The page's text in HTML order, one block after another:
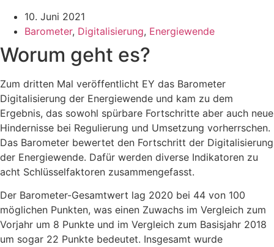
10. Juni 2021
Barometer, Digitalisierung, Energiewende
Worum geht es?
Zum dritten Mal veröffentlicht EY das Barometer
Digitalisierung der Energiewende und kam zu dem
Ergebnis, das sowohl spürbare Fortschritte aber auch neue
Hindernisse bei Regulierung und Umsetzung vorherrschen.
Das Barometer bewertet den Fortschritt der Digitalisierung
der Energiewende. Dafür werden diverse Indikatoren zu
acht Schlüsselfaktoren zusammengefasst.
Der Barometer-Gesamtwert lag 2020 bei 44 von 100
möglichen Punkten, was einen Zuwachs im Vergleich zum
Vorjahr um 8 Punkte und im Vergleich zum Basisjahr 2018
um sogar 22 Punkte bedeutet. Insgesamt wurde